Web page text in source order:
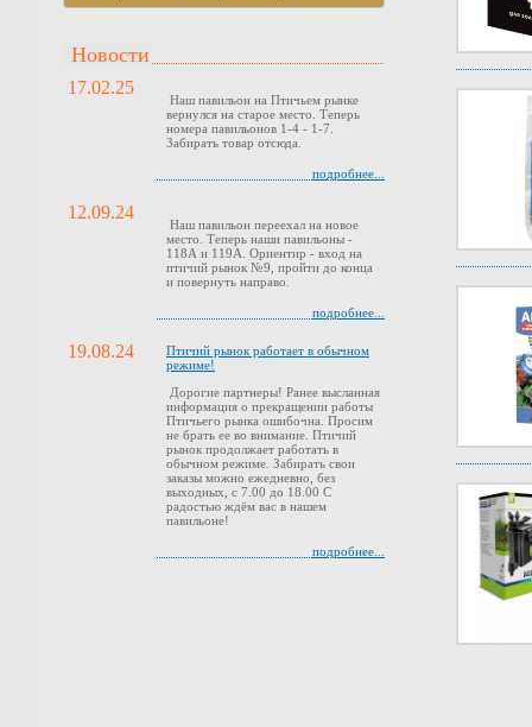
Новости
17.02.25
Наш павильон на Птичьем рынке
вернулся на старое место. Теперь
номера павильонов 1-4 - 1-7.
Забирать товар отсюда.
подробнее...
12.09.24
Наш павильон переехал на новое
место. Теперь наши павильоны -
118А и 119А. Ориентир - вход на
птичий рынок №9, пройти до конца
и повернуть направо.
подробнее...
19.08.24
Птичий рынок работает в обычном
режиме!
Дорогие партнеры! Ранее высланная
информация о прекращении работы
Птичьего рынка ошибочна. Просим
не брать ее во внимание. Птичий
рынок продолжает работать в
обычном режиме. Забирать свои
заказы можно ежедневно, без
выходных, с 7.00 до 18.00 С
радостью ждём вас в нашем
павильоне!
подробнее...